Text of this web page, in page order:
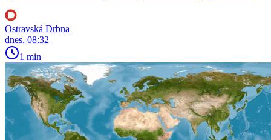
Ostravská Drbna
dnes, 08:32
1 min